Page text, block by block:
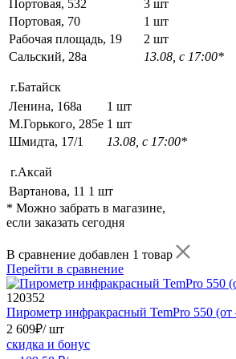
Портовая, 532
3 шт
Портовая, 70
1 шт
Рабочая площадь, 19
2 шт
Сальский, 28a
13.08, с 17:00*
г.Батайск
Ленина, 168а
1 шт
М.Горького, 285е 1 шт
Шмидта, 17/1
13.08, с 17:00*
г.Аксай
Вартанова, 11 1 шт
* Можно забрать в магазине,
если заказать сегодня
В сравнение добавлен 1 товар
Перейти в сравнение
120352
Пирометр инфракрасный TemPro 550
2 609₽/ шт
скидка и бонус